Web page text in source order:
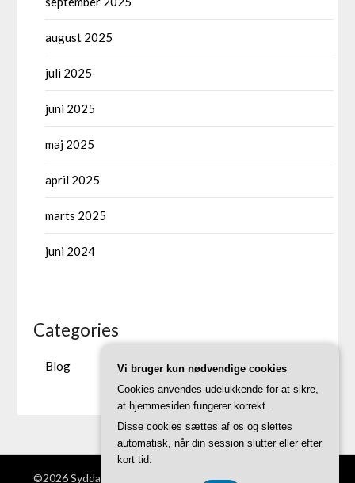
august 2025
juli 2025
juni 2025
maj 2025
april 2025
marts 2025
juni 2024
Categories
Blog
©2026 Syddanskinnovation.dk | Theme by
Vi bruger kun nødvendige cookies
Cookies anvendes udelukkende for at sikre,
at hjemmesiden fungerer korrekt.
Disse cookies sættes af os og slettes
automatisk, når din session slutter eller efter
kort tid.